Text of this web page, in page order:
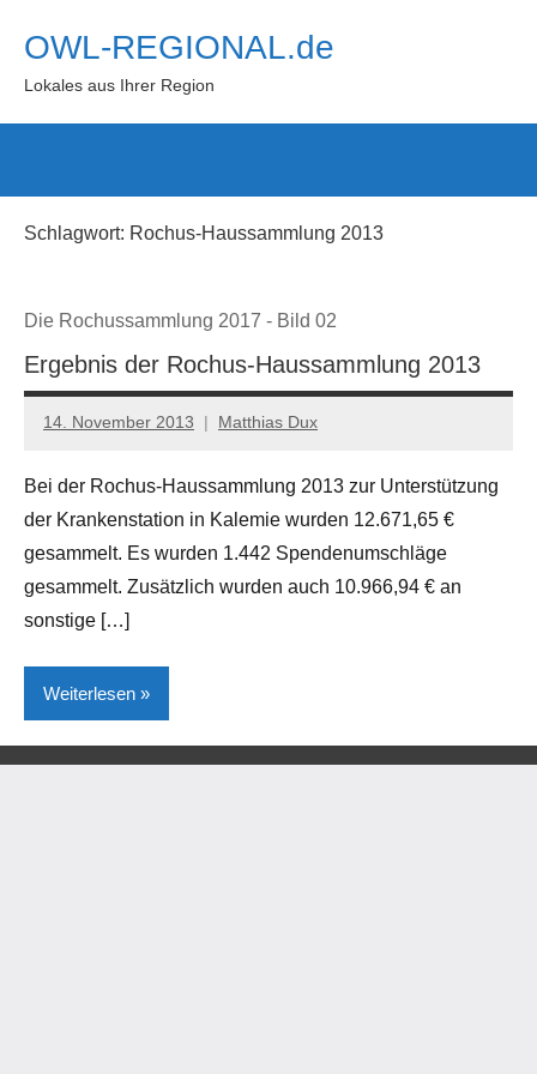
Inhalt
springen
OWL-REGIONAL.de
Lokales aus Ihrer Region
Schlagwort: Rochus-Haussammlung 2013
Die Rochussammlung 2017 - Bild 02
Ergebnis der Rochus-Haussammlung 2013
14. November 2013 Matthias Dux
Bei der Rochus-Haussammlung 2013 zur Unterstützung
der Krankenstation in Kalemie wurden 12.671,65 €
gesammelt. Es wurden 1.442 Spendenumschläge
gesammelt. Zusätzlich wurden auch 10.966,94 € an
sonstige […]
Weiterlesen
Gesellschaft/Politik